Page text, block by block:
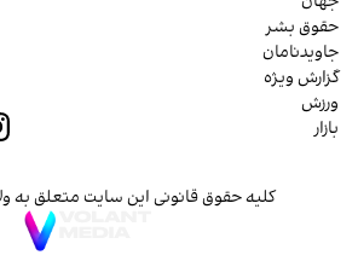
حقوق بشر
جاویدنامان
گزارش ویژه
ورزش
بازار
کلیه حقوق قانونی این سایت متعلق به